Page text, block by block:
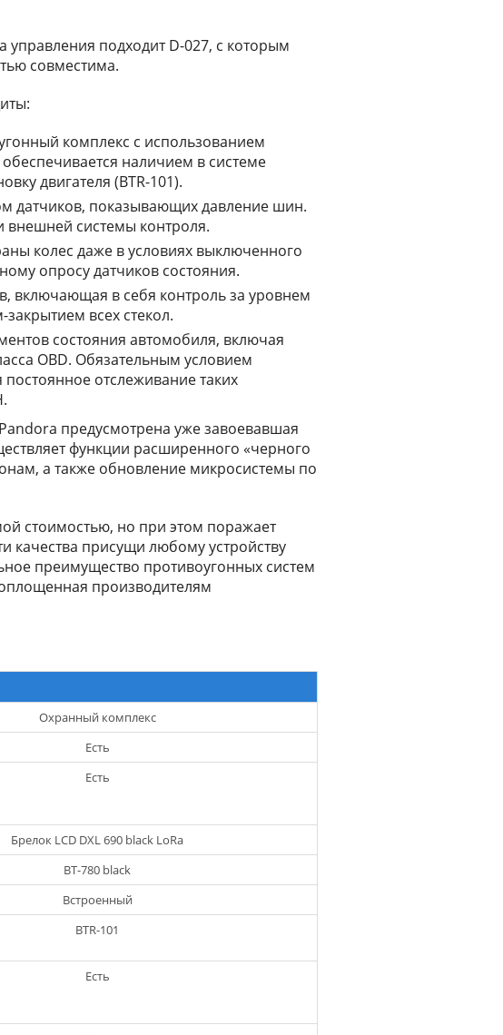
управления подходит D-027, с которым
совместима.
комплекс с использованием
наличием в системе
двигателя (BTR-101).
датчиков, показывающих давление шин.
внешней системы контроля.
колес даже в условиях выключенного
опросу датчиков состояния.
включающая в себя контроль за уровнем
всех стекол.
состояния автомобиля, включая
OBD. Обязательным условием
постоянное отслеживание таких
предусмотрена уже завоевавшая
функции расширенного «черного
а также обновление микросистемы по
стоимостью, но при этом поражает
присущи любому устройству
преимущество противоугонных систем
производителям
Охранный комплекс
Есть
Есть
Брелок LCD DXL 690 black LoRa
BT-780 black
Встроенный
BTR-101
Есть